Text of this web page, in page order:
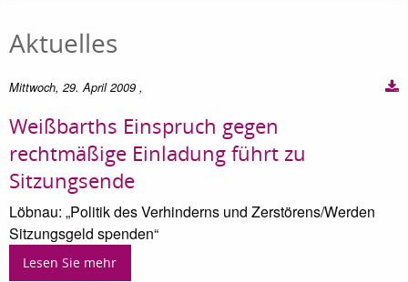
Aktuelles
Mittwoch, 29. April 2009 ,
Weißbarths Einspruch gegen
rechtmäßige Einladung führt zu
Sitzungsende
Löbnau: „Politik des Verhinderns und Zerstörens/Werden
Sitzungsgeld spenden“
Lesen Sie mehr